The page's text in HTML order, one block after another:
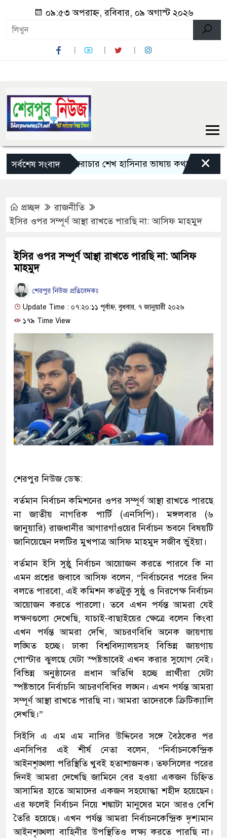
০৯:৫৩ অপরাহ্ন, রবিবার, ০৯ অগাস্ট ২০২৬
সর্বশেষ সংবাদ
দল স্বৈরাচার শেখ হাসিনার ভাষায় কথা বলছে: মির্জা
×
প্রচ্ছদ
রাজনীতি
ইসির ওপর সম্পূর্ণ আস্থা রাখতে পারছি না: আসিফ মাহমুদ
ইসির ওপর সম্পূর্ণ আস্থা রাখতে পারছি না: আসিফ
মাহমুদ
শেরপুর নিউজ প্রতিবেদকঃ
Update Time : ০৭:২০:১১ পূর্বাহ্ন, বুধবার, ৭ জানুয়ারী ২০২৬
১৭৯ Time View
শেরপুর নিউজ ডেস্ক:
বর্তমান নির্বাচন কমিশনের ওপর সম্পূর্ণ আস্থা রাখতে পারছে
না জাতীয় নাগরিক পার্টি (এনসিপি)। মঙ্গলবার (৬
জানুয়ারি) রাজধানীর আগারগাঁওয়ের নির্বাচন ভবনে বিষয়টি
জানিয়েছেন দলটির মুখপাত্র আসিফ মাহমুদ সজীব ভুঁইয়া।
বর্তমান ইসি সুষ্ঠু নির্বাচন আয়োজন করতে পারবে কি না
এমন প্রশ্নের জবাবে আসিফ বলেন, “নির্বাচনের পরের দিন
বলতে পারবো, এই কমিশন কতটুকু সুষ্ঠু ও নিরপেক্ষ নির্বাচন
আয়োজন করতে পারলো। তবে এখন পর্যন্ত আমরা যেই
লক্ষণগুলো দেখেছি, যাচাই-বাছাইয়ের ক্ষেত্রে বলেন কিংবা
এখন পর্যন্ত আমরা দেখি, আচরণবিধি অনেক জায়গায়
লঙ্ঘিত হচ্ছে। ঢাকা বিশ্ববিদ্যালয়সহ বিভিন্ন জায়গায়
পোস্টার ঝুলছে যেটা স্পষ্টভাবেই এখন করার সুযোগ নেই।
বিভিন্ন অনুষ্ঠানের প্রধান অতিথি হচ্ছে প্রার্থীরা যেটা
স্পষ্টভাবে নির্বাচনি আচরণবিধির লঙ্ঘন। এখন পর্যন্ত আমরা
সম্পূর্ণ আস্থা রাখতে পারছি না। আমরা তাদেরকে ক্রিটিক্যালি
দেখছি।”
সিইসি এ এম এম নাসির উদ্দিনের সঙ্গে বৈঠকের পর
এনসিপির এই শীর্ষ নেতা বলেন, “নির্বাচনকেন্দ্রিক
আইনশৃঙ্খলা পরিস্থিতি খুবই হতাশাজনক। তফসিলের পরের
দিনই আমরা দেখেছি জামিনে বের হওয়া একজন চিহ্নিত
আসামির হাতে আমাদের একজন সহযোদ্ধা শহীদ হয়েছেন।
এর ফলেই নির্বাচন নিয়ে শঙ্কাটা মানুষের মনে আরও বেশি
তৈরি হয়েছে। এখন পর্যন্ত আমরা নির্বাচনকেন্দ্রিক দৃশ্যমান
আইনশৃঙ্খলা বাহিনীর উপস্থিতিও লক্ষ্য করতে পারছি না।